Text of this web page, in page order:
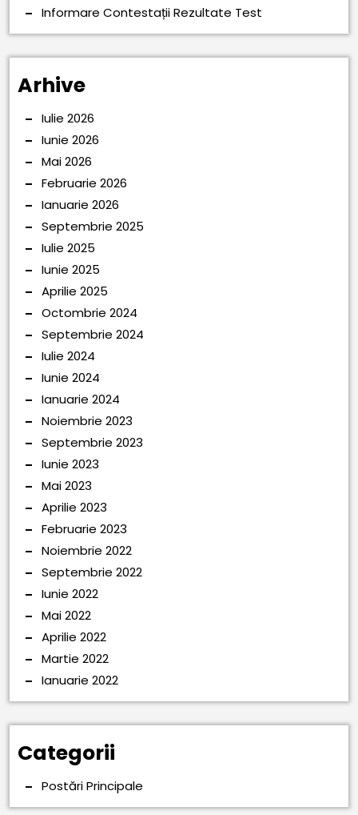
Informare Contestații Rezultate Test
Arhive
Iulie 2026
Iunie 2026
Mai 2026
Februarie 2026
Ianuarie 2026
Septembrie 2025
Iulie 2025
Iunie 2025
Aprilie 2025
Octombrie 2024
Septembrie 2024
Iulie 2024
Iunie 2024
Ianuarie 2024
Noiembrie 2023
Septembrie 2023
Iunie 2023
Mai 2023
Aprilie 2023
Februarie 2023
Noiembrie 2022
Septembrie 2022
Iunie 2022
Mai 2022
Aprilie 2022
Martie 2022
Ianuarie 2022
Categorii
Postări Principale